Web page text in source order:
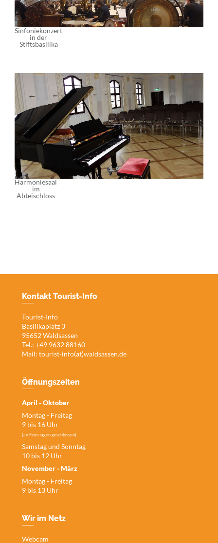
Sinfoniekonzert
in der
Stiftsbasilika
Harmoniesaal
im
Abteischloss
Kontakt Tourist-Info
Tourist-Info
Basilikaplatz 3
95652 Waldsassen
Tel.: +49 9632 88160
Mail: tourist-info(at)waldsassen.de
Öffnungszeiten
April - Oktober
Montag - Freitag
9 bis 16 Uhr
(an Feiertagen geschlossen)
Samstag und Sonntag
10 bis 12 Uhr
November - März
Montag - Freitag
9 bis 13 Uhr
Wir im Netz
Webcam